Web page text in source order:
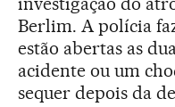
Berlim. A polícia
estão abertas as
acidente ou um
sequer depois da